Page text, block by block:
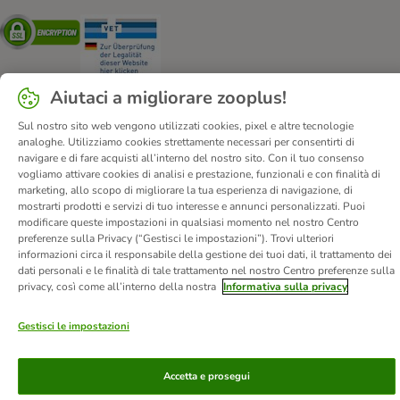
Security
Chi siamo Carriera
Informazioni Legali
Vai all'Atto sui servizi digitali.
Corporate Website
Condizioni Generali
Modulo tipo di recesso
Disposizioni ambientali & smaltimento
Contatto
Spese e tempi di consegna
Metodi di Pagamento
Privacy
I clienti dicono di noi
Dichiarazione di accessibilità
© zooplus SE
Aiutaci a migliorare zooplus!
Sul nostro sito web vengono utilizzati cookies, pixel e altre tecnologie
analoghe. Utilizziamo cookies strettamente necessari per consentirti di
navigare e di fare acquisti all’interno del nostro sito. Con il tuo consenso
vogliamo attivare cookies di analisi e prestazione, funzionali e con finalità di
marketing, allo scopo di migliorare la tua esperienza di navigazione, di
mostrarti prodotti e servizi di tuo interesse e annunci personalizzati. Puoi
modificare queste impostazioni in qualsiasi momento nel nostro Centro
preferenze sulla Privacy (“Gestisci le impostazioni”). Trovi ulteriori
informazioni circa il responsabile della gestione dei tuoi dati, il trattamento dei
dati personali e le finalità di tale trattamento nel nostro Centro preferenze sulla
privacy, così come all’interno della nostra Informativa sulla privacy
Gestisci le impostazioni
Accetta e prosegui